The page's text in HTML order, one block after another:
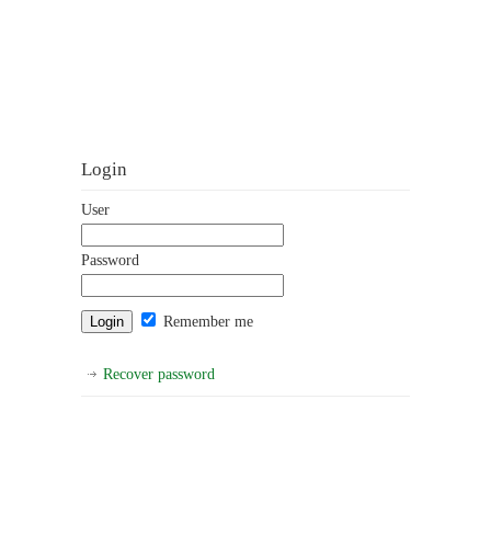
Login
User
Password
Remember me
Recover password